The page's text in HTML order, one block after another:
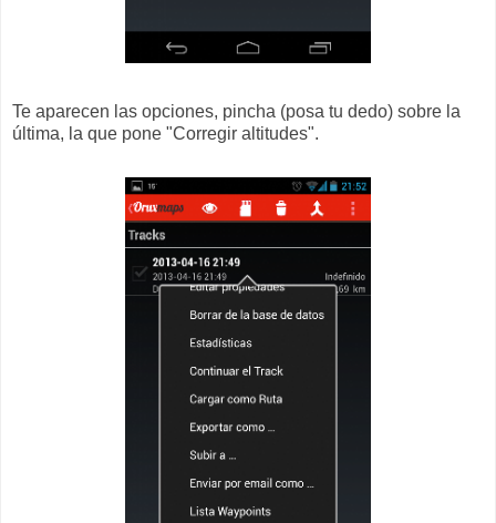
Te aparecen las opciones, pincha (posa tu dedo) sobre la
última, la que pone "Corregir altitudes".